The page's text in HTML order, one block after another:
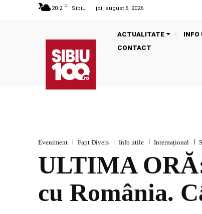
20.2 C Sibiu joi, august 6, 2026
ACTUALITATE INFO
CONTACT
Eveniment Fapt Divers Info utile Internațional
ULTIMA
cu România.